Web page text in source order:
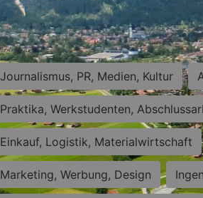
Journalismus, PR, Medien, Kultur
Praktika, Werkstudenten,
Einkauf, Logistik, Materialwirtschaft
Marketing, Werbung, Design